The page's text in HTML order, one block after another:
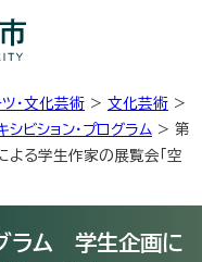
・文化芸術 > 文化芸術 >
シビション・プログラム > 第
よる学生作家の展覧会「空
ラム 学生企画に